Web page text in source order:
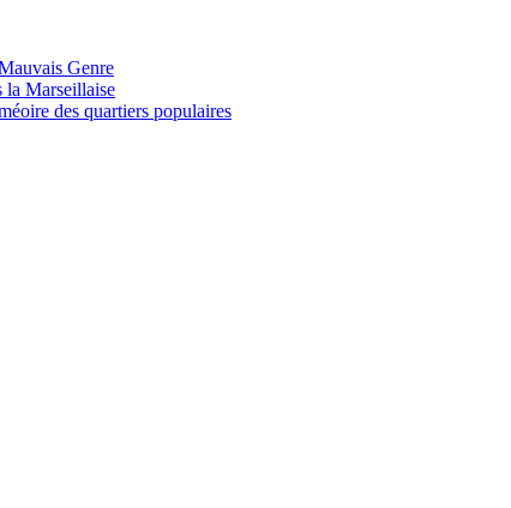
Genre
la Marseillaise
des quartiers populaires